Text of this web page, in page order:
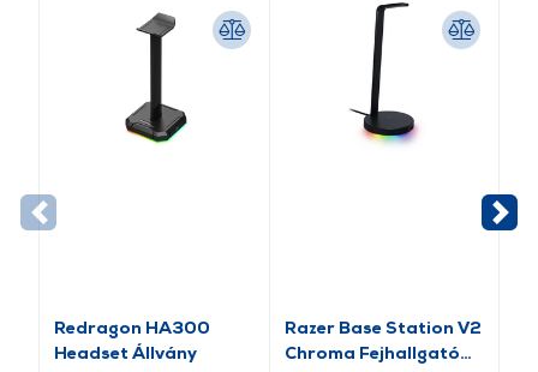
Redragon HA300
Headset Állvány
Razer Base Station V2
Chroma Fejhallgató